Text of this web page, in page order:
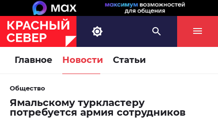
Главное Новости Статьи
Общество
Ямальскому туркластеру
потребуется армия сотрудников